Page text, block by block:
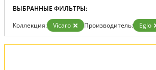
ВЫБРАННЫЕ ФИЛЬТРЫ:
Коллекция: Vicaro Производитель: Eglo